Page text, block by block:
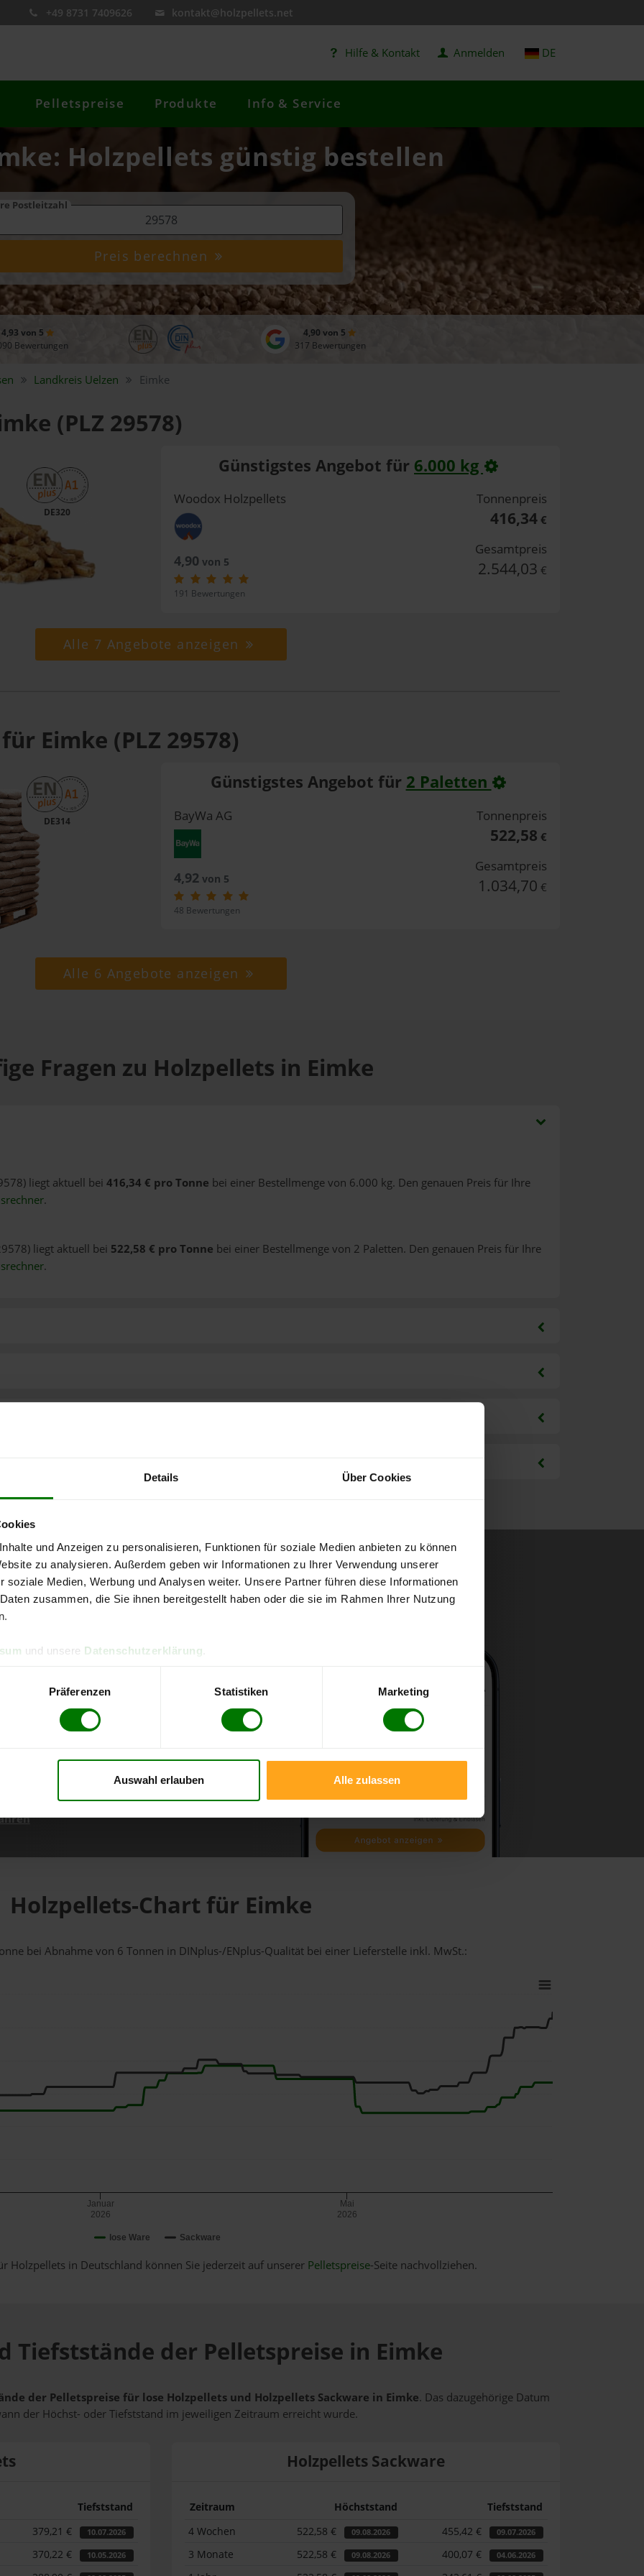
Details Über Cookies
und Anzeigen zu personalisieren, Funktionen für soziale Medien anbieten zu können
zu analysieren. Außerdem geben wir Informationen zu Ihrer Verwendung unserer
soziale Medien, Werbung und Analysen weiter. Unsere Partner führen diese Informationen
zusammen, die Sie ihnen bereitgestellt haben oder die sie im Rahmen Ihrer Nutzung
und unsere Datenschutzerklärung
Präferenzen Statistiken Marketing
Auswahl erlauben Alle zulassen
+49 8731 7409626 kontakt@holzpellets.net
Hilfe & Kontakt Anmelden DE
Pelletspreise Produkte Info & Service
Holzpellets günstig bestellen
Postleitzahl
Preis berechnen
4,93 von 5
Bewertungen
4,90 von 5
317 Bewertungen
Landkreis Uelzen Eimke
(PLZ 29578)
DE320
Günstigstes Angebot für 6.000 kg
Woodox Holzpellets
4,90 von 5
191 Bewertungen
Tonnenpreis
416,34€
Gesamtpreis
2.544,03 €
Alle 7 Angebote anzeigen
Eimke (PLZ 29578)
DE314
Günstigstes Angebot für 2 Paletten
BayWa AG
4,92von 5
48 Bewertungen
Tonnenpreis
522,58 €
Gesamtpreis
1.034,70 €
Alle 6 Angebote anzeigen
Fragen zu Holzpellets in Eimke
liegt aktuell bei 416,34 € pro Tonne bei einer Bestellmenge von 6.000 kg. Den genauen Preis für Ihre
.
liegt aktuell bei 522,58 € pro Tonne bei einer Bestellmenge von 2 Paletten. Den genauen Preis für Ihre
.
kostenlose
direkt online bestellen
aktuellen Stand
Holzpellets-Chart für Eimke
bei Abnahmevon 6 Tonnen in DINplus-/ENplus-Qualität bei einer Lieferstelle inkl. MwSt.:
lose Ware Sackware
Januar
2026
Mai
2026
Holzpellets in Deutschland können Sie jederzeit auf unserer Pelletspreise-Seite nachvollziehen.
Tiefststände der Pelletspreise in Eimke
der Pelletspreise für lose Holzpellets und Holzpellets Sackware in Eimke. Das dazugehörige Datum
der Höchst- oder Tiefststand im jeweiligen Zeitraum erreicht wurde.
Tiefststand
379,21 € 10.07.2026
370,22 € 10.05.2026
Holzpellets Sackware
Zeitraum Höchststand
Tiefststand
4 Wochen
522,58 € 09.08.2026 455,42 € 09.07.2026
3 Monate 522,58 € 09.08.2026 400,07 € 04.06.2026